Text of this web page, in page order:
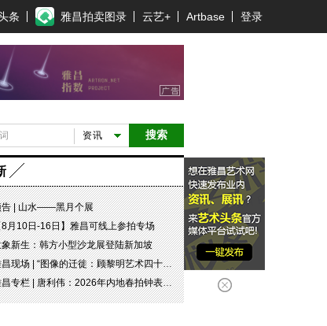
条 雅昌拍卖图录 云艺+ Artbase 登录
搜索
资讯
告 | 山水——黑月个展
月10日-16日】雅昌可线上参拍专场
新生：韩方小型沙龙展登陆新加坡
现场 | “图像的迁徙：顾黎明艺术四十年” 一场回望与再出发
栏 | 唐利伟：2026年内地春拍钟表市场观察 赛道重构、圈层分化与收藏逻辑迭代